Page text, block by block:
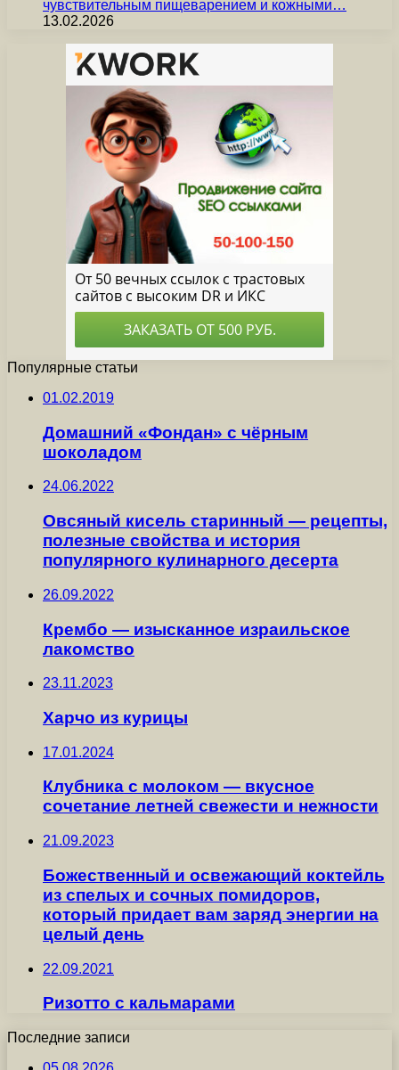
чувствительным пищеварением и кожными…
13.02.2026
Популярные статьи
01.02.2019
Домашний «Фондан» с чёрным
шоколадом
24.06.2022
Овсяный кисель старинный — рецепты,
полезные свойства и история
популярного кулинарного десерта
26.09.2022
Крембо — изысканное израильское
лакомство
23.11.2023
Харчо из курицы
17.01.2024
Клубника с молоком — вкусное
сочетание летней свежести и нежности
21.09.2023
Божественный и освежающий коктейль
из спелых и сочных помидоров,
который придает вам заряд энергии на
целый день
22.09.2021
Ризотто с кальмарами
Последние записи